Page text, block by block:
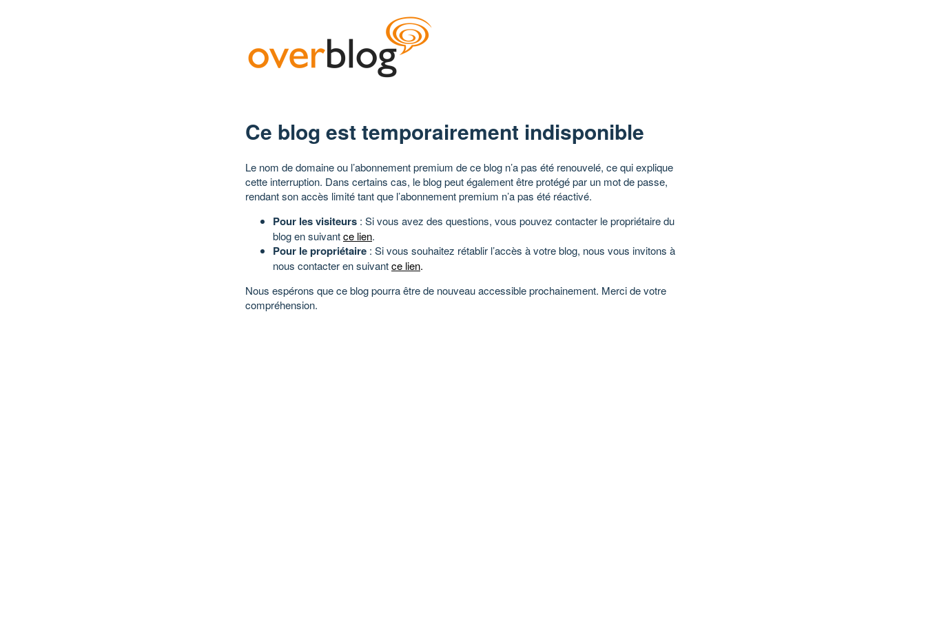
Ce blog est temporairement indisponible
Le nom de domaine ou l’abonnement premium de ce blog n’a pas été renouvelé, ce qui explique
cette interruption. Dans certains cas, le blog peut également être protégé par un mot de passe,
rendant son accès limité tant que l’abonnement premium n’a pas été réactivé.
Pour les visiteurs : Si vous avez des questions, vous pouvez contacter le propriétaire du
blog en suivantce lien.
Pour le propriétaire : Si vous souhaitez rétablir l’accès à votre blog, nous vous invitons à
nous contacter en suivantce lien.
Nous espérons que ce blog pourra être de nouveau accessible prochainement. Merci de votre
compréhension.